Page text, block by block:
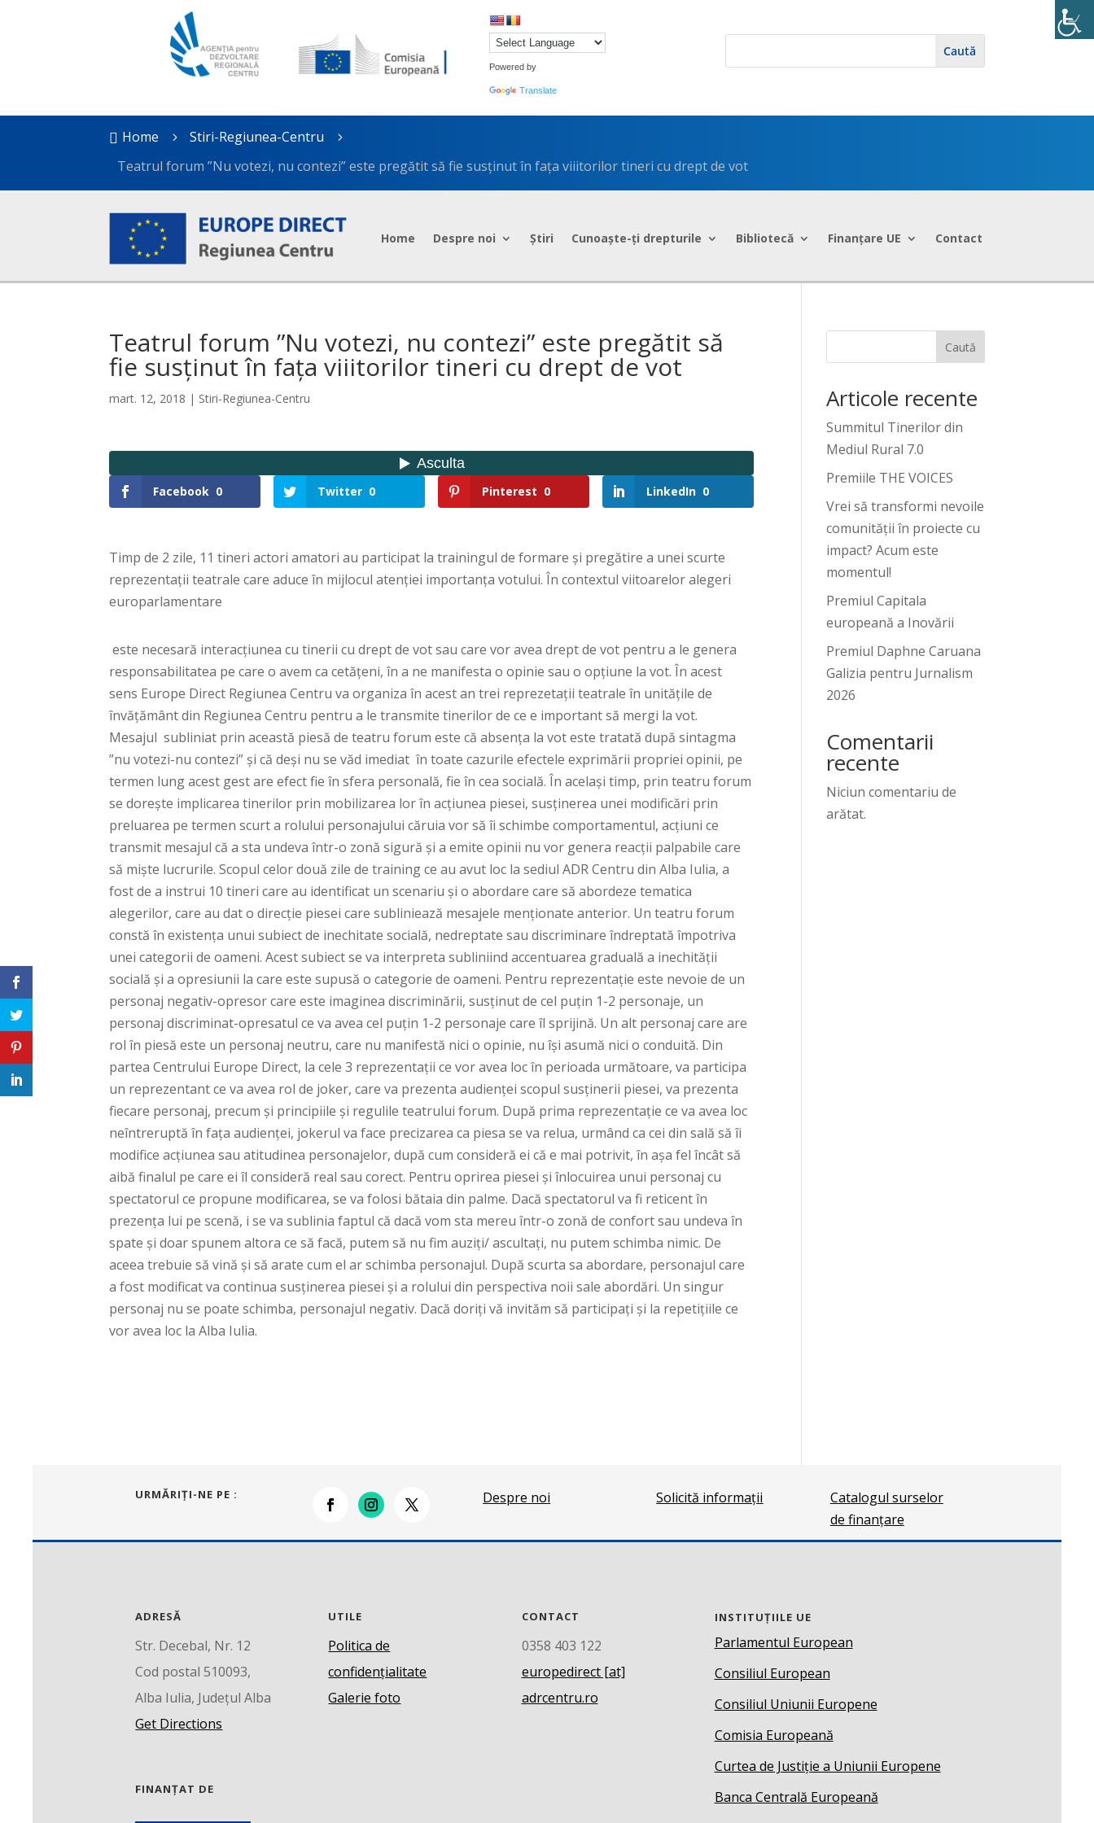
Powered by
Translate
 Home 5 Stiri-Regiunea-Centru 5
Teatrul forum ”Nu votezi, nu contezi” este pregătit să fie susținut în fața viiitorilor tineri cu drept de vot
Home Despre noi Știri Cunoaște-ți drepturile Bibliotecă Finanțare UE Contact
Teatrul forum ”Nu votezi, nu contezi” este pregătit să
fie susținut în fața viiitorilor tineri cu drept de vot
mart. 12, 2018 | Stiri-Regiunea-Centru
Facebook 0 Twitter 0 Pinterest 0 LinkedIn 0
Timp de 2 zile, 11 tineri actori amatori au participat la trainingul de formare și pregătire a unei scurte
reprezentații teatrale care aduce în mijlocul atenției importanța votului. În contextul viitoarelor alegeri
europarlamentare
este necesară interacțiunea cu tinerii cu drept de vot sau care vor avea drept de vot pentru a le genera
responsabilitatea pe care o avem ca cetățeni, în a ne manifesta o opinie sau o opțiune la vot. În acest
sens Europe Direct Regiunea Centru va organiza în acest an trei reprezetații teatrale în unitățile de
învățământ din Regiunea Centru pentru a le transmite tinerilor de ce e important să mergi la vot.
Mesajul subliniat prin această piesă de teatru forum este că absența la vot este tratată după sintagma
”nu votezi-nu contezi” și că deși nu se văd imediat în toate cazurile efectele exprimării propriei opinii, pe
termen lung acest gest are efect fie în sfera personală, fie în cea socială. În același timp, prin teatru forum
se dorește implicarea tinerilor prin mobilizarea lor în acțiunea piesei, susținerea unei modificări prin
preluarea pe termen scurt a rolului personajului căruia vor să îi schimbe comportamentul, acțiuni ce
transmit mesajul că a sta undeva într-o zonă sigură și a emite opinii nu vor genera reacții palpabile care
să miște lucrurile. Scopul celor două zile de training ce au avut loc la sediul ADR Centru din Alba Iulia, a
fost de a instrui 10 tineri care au identificat un scenariu și o abordare care să abordeze tematica
alegerilor, care au dat o direcție piesei care subliniează mesajele menționate anterior. Un teatru forum
constă în existența unui subiect de inechitate socială, nedreptate sau discriminare îndreptată împotriva
unei categorii de oameni. Acest subiect se va interpreta subliniind accentuarea graduală a inechității
socială și a opresiunii la care este supusă o categorie de oameni. Pentru reprezentație este nevoie de un
personaj negativ-opresor care este imaginea discriminării, susținut de cel puțin 1-2 personaje, un
personaj discriminat-opresatul ce va avea cel puțin 1-2 personaje care îl sprijină. Un alt personaj care are
rol în piesă este un personaj neutru, care nu manifestă nici o opinie, nu își asumă nici o conduită. Din
partea Centrului Europe Direct, la cele 3 reprezentații ce vor avea loc în perioada următoare, va participa
un reprezentant ce va avea rol de joker, care va prezenta audienței scopul susținerii piesei, va prezenta
fiecare personaj, precum și principiile și regulile teatrului forum. După prima reprezentație ce va avea loc
neîntreruptă în fața audienței, jokerul va face precizarea ca piesa se va relua, urmând ca cei din sală să îi
modifice acțiunea sau atitudinea personajelor, după cum consideră ei că e mai potrivit, în așa fel încât să
aibă finalul pe care ei îl consideră real sau corect. Pentru oprirea piesei și înlocuirea unui personaj cu
spectatorul ce propune modificarea, se va folosi bătaia din palme. Dacă spectatorul va fi reticent în
prezența lui pe scenă, i se va sublinia faptul că dacă vom sta mereu într-o zonă de confort sau undeva în
spate și doar spunem altora ce să facă, putem să nu fim auziți/ ascultați, nu putem schimba nimic. De
aceea trebuie să vină și să arate cum el ar schimba personajul. După scurta sa abordare, personajul care
a fost modificat va continua susținerea piesei și a rolului din perspectiva noii sale abordări. Un singur
personaj nu se poate schimba, personajul negativ. Dacă doriți vă invităm să participați și la repetițiile ce
vor avea loc la Alba Iulia.
Caută
Articole recente
Summitul Tinerilor din
Mediul Rural 7.0
Premiile THE VOICES
Vrei să transformi nevoile
comunității în proiecte cu
impact? Acum este
momentul!
Premiul Capitala
europeană a Inovării
Premiul Daphne Caruana
Galizia pentru Jurnalism
2026
Comentarii
recente
Niciun comentariu de
arătat.
URMĂRIŢI-NE PE : Despre noi Solicită informații
Catalogul surselor
de finanțare
ADRESĂ
Str. Decebal, Nr. 12
Cod postal 510093,
Alba Iulia, Județul Alba
Get Directions
UTILE
Politica de
confidențialitate
Galerie foto
CONTACT
0358 403 122
europedirect [at]
adrcentru.ro
FINANȚAT DE
INSTITUȚIILE UE
Parlamentul European
Consiliul European
Consiliul Uniunii Europene
Comisia Europeană
Curtea de Justiție a Uniunii Europene
Banca Centrală Europeană